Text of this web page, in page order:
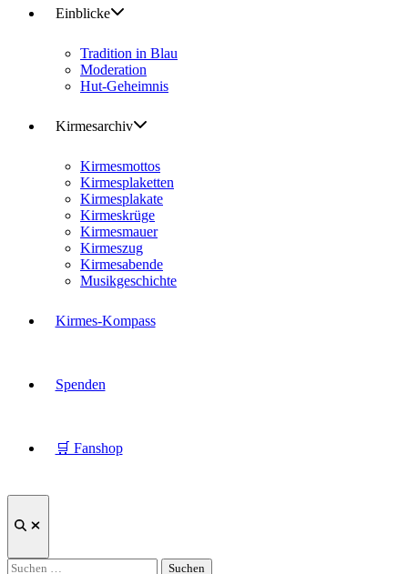
Einblicke
Tradition in Blau
Moderation
Hut-Geheimnis
Kirmesarchiv
Kirmesmottos
Kirmesplaketten
Kirmesplakate
Kirmeskrüge
Kirmesmauer
Kirmeszug
Kirmesabende
Musikgeschichte
Kirmes-Kompass
Spenden
🛒 Fanshop
Suche
Suchen